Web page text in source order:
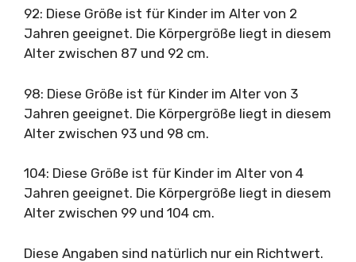
92: Diese Größe ist für Kinder im Alter von 2
Jahren geeignet. Die Körpergröße liegt in diesem
Alter zwischen 87 und 92 cm.
98: Diese Größe ist für Kinder im Alter von 3
Jahren geeignet. Die Körpergröße liegt in diesem
Alter zwischen 93 und 98 cm.
104: Diese Größe ist für Kinder im Alter von 4
Jahren geeignet. Die Körpergröße liegt in diesem
Alter zwischen 99 und 104 cm.
Diese Angaben sind natürlich nur ein Richtwert.